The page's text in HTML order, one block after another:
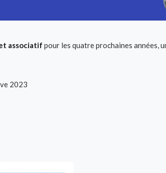
associatif pour les quatre prochaines années,
2023